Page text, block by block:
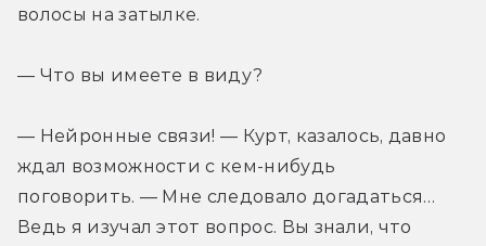
волосы на затылке.
— Что вы имеете в виду?
— Нейронные связи! — Курт, казалось, давно
ждал возможности с кем-нибудь
поговорить. — Мне следовало догадаться…
Ведь я изучал этот вопрос. Вы знали, что